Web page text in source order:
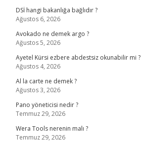
DSİ hangi bakanlığa bağlıdır ?
Ağustos 6, 2026
Avokado ne demek argo ?
Ağustos 5, 2026
Ayetel Kürsi ezbere abdestsiz okunabilir mi ?
Ağustos 4, 2026
Al la carte ne demek ?
Ağustos 3, 2026
Pano yöneticisi nedir ?
Temmuz 29, 2026
Wera Tools nerenin malı ?
Temmuz 29, 2026